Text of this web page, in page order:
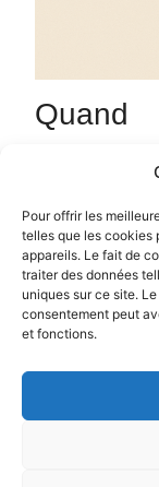
Pour offrir les
telles que les cookies
appareils. Le fait de
traiter des données
uniques sur ce site.
consentement peut
et fonctions.
Quand
8 octobre
Ajouter
Un mercredi
Loup Garou à